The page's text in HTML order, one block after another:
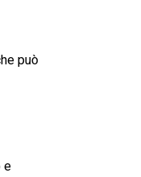
può
e